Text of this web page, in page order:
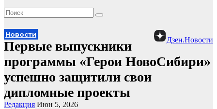
Дзен.Новости
Новости
Первые выпускники
программы «Герои НовоСибири»
успешно защитили свои
дипломные проекты
Редакция Июн 5, 2026